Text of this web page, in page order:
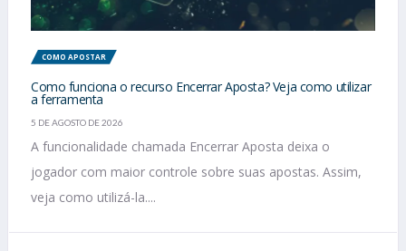
COMO APOSTAR
Como funciona o recurso Encerrar Aposta? Veja como utilizar
a ferramenta
5 DE AGOSTO DE 2026
A funcionalidade chamada Encerrar Aposta deixa o
jogador com maior controle sobre suas apostas. Assim,
veja como utilizá-la....